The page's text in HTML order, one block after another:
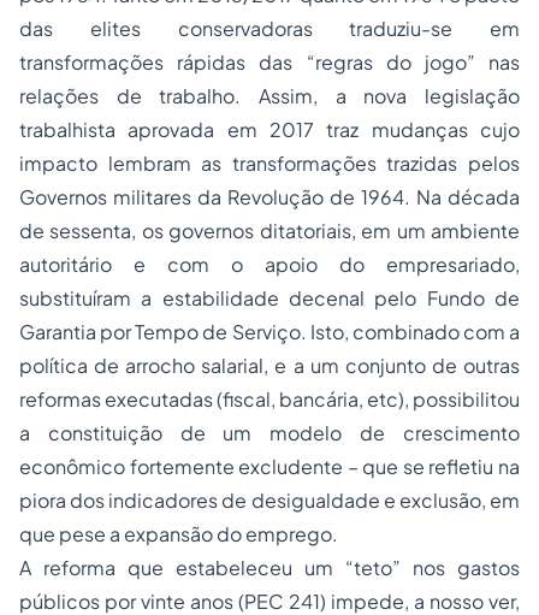
das elites conservadoras traduziu-se em
transformações rápidas das “regras do jogo” nas
relações de trabalho. Assim, a nova legislação
trabalhista aprovada em 2017 traz mudanças cujo
impacto lembram as transformações trazidas pelos
Governos militares da Revolução de 1964. Na década
de sessenta, os governos ditatoriais, em um ambiente
autoritário e com o apoio do empresariado,
substituíram a estabilidade decenal pelo Fundo de
Garantia por Tempo de Serviço. Isto, combinado com a
política de arrocho salarial, e a um conjunto de outras
reformas executadas (fiscal, bancária, etc), possibilitou
a constituição de um modelo de crescimento
econômico fortemente excludente – que se refletiu na
piora dos indicadores de desigualdade e exclusão, em
que pese a expansão do emprego.
A reforma que estabeleceu um “teto” nos gastos
públicos por vinte anos (PEC 241) impede, a nosso ver,